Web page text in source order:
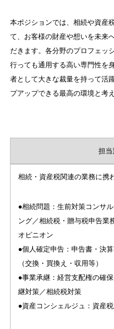
本ポジションでは、相続や資産
て、お客様の財産や想いを未来
だきます。各分野のプロフェッ
行っても通用する高い専門性を
者として大きな裁量を持って活
プアップできる最高の環境と考
担当
相続・資産税関連の業務に携
●相続問題：生前対策コンサ
ング／相続税・贈与税申告業
オピニオン
●個人確定申告：申告書・決
（交換・買換え・収用等）
●事業承継：経営支配権の確
継対策／相続税対策
●資産コンシェルジュ：資産